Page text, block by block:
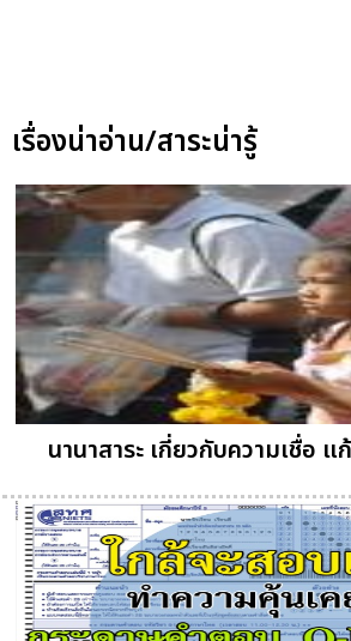
เรื่องน่าอ่าน/สาระน่ารู้
นานาสาระ เกี่ยวกับความเชื่อ